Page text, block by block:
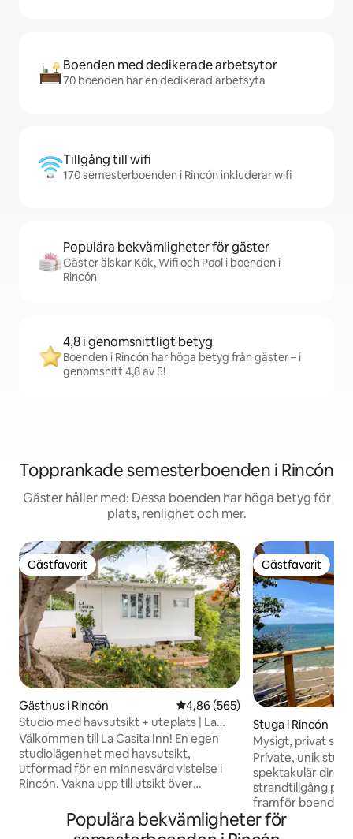
Boenden med dedikerade arbetsytor
70 boenden har en dedikerad arbetsyta
Tillgång till wifi
170 semesterboenden i Rincón inkluderar wifi
Populära bekvämligheter för gäster
Gäster älskar Kök, Wifi och Pool i boenden i
Rincón
4,8 i genomsnittligt betyg
Boenden i Rincón har höga betyg från gäster – i
genomsnitt 4,8 av 5!
Topprankade semesterboenden i Rincón
Gäster håller med: Dessa boenden har höga betyg för
plats, renlighet och mer.
Gästfavorit
Gästfavorit
Gästhus i Rincón 4,86 av 5 i genomsnittligt
4,86 (565)
Studio med havsutsikt + uteplats | La
Casita Inn
Välkommen till La Casita Inn! En egen
studiolägenhet med havsutsikt,
utformad för en minnesvärd vistelse i
Rincón. Vakna upp till utsikt över
morgonkaffe på den privata uteplatsen
när solen går upp. Ett lugnt, tyst ställe
Gästfavorit
Gästfavorit
Stuga i Rincón
Mysigt, privat
Rincón
Prívate, unik
spektakulär
strandtillgång på
framför boendet)
vackra Rincón,
solbad, simning,
Populära bekvämligheter för